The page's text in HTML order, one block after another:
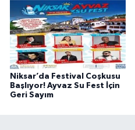
Niksar’da Festival Coşkusu
Başlıyor! Ayvaz Su Fest İçin
Geri Sayım